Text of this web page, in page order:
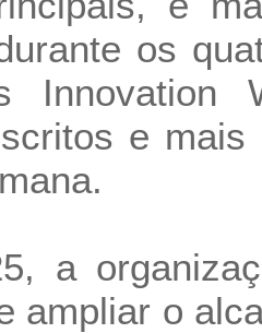
os
e
a
ampliar o